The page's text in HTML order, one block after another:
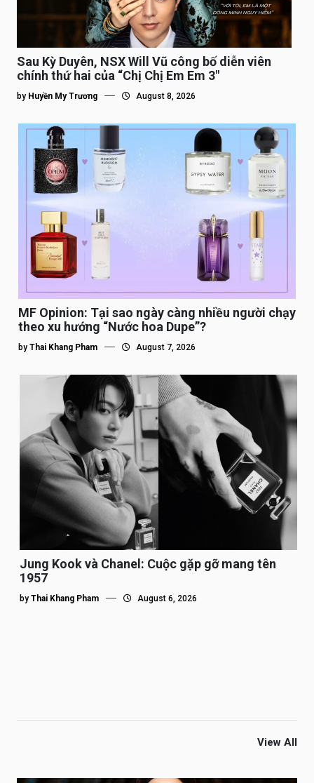
Sau Kỳ Duyên, NSX Will Vũ công bố diễn viên
chính thứ hai của “Chị Chị Em Em 3″
by Huyền My Trương August 8, 2026
MF Opinion: Tại sao ngày càng nhiều người chạy
theo xu hướng “Nước hoa Dupe”?
by Thai Khang Pham August 7, 2026
Jung Kook và Chanel: Cuộc gặp gỡ mang tên
1957
by Thai Khang Pham August 6, 2026
View All